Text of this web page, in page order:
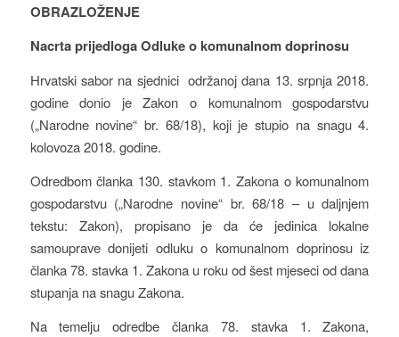
OBRAZLOŽENJE
Nacrta prijedloga Odluke o komunalnom doprinosu
Hrvatski sabor na sjednici održanoj dana 13. srpnja 2018.
godine donio je Zakon o komunalnom gospodarstvu
(„Narodne novine“ br. 68/18), koji je stupio na snagu 4.
kolovoza 2018. godine.
Odredbom članka 130. stavkom 1. Zakona o komunalnom
gospodarstvu („Narodne novine“ br. 68/18 – u daljnjem
tekstu: Zakon), propisano je da će jedinica lokalne
samouprave donijeti odluku o komunalnom doprinosu iz
članka 78. stavka 1. Zakona u roku od šest mjeseci od dana
stupanja na snagu Zakona.
Na temelju odredbe članka 78. stavka 1. Zakona,